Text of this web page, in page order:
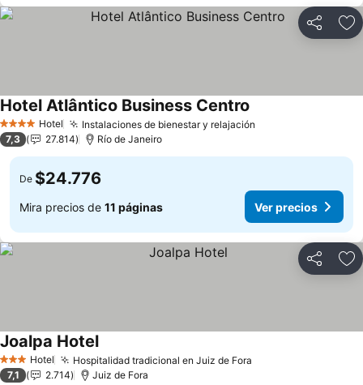
Compartir
4 EstrellasHotel Instalaciones de bienestar y relajación
Hotel Atlântico Business Centro
7,3 27.814 Río de Janeiro
De $24.776
Mira precios de 11 páginas Ver precios
Compartir
3 Estrellas
Hotel Hospitalidad tradicional en Juiz de Fora
Joalpa Hotel
7,1 2.714 Juiz de Fora